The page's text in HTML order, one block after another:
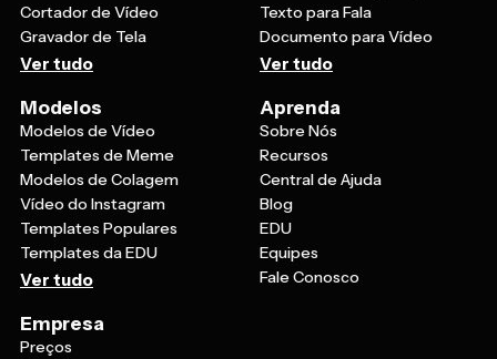
Cortador de Vídeo
Gravador de Tela
Ver tudo
Texto para Fala
Documento para Vídeo
Ver tudo
Modelos
Modelos de Vídeo
Templates de Meme
Modelos de Colagem
Vídeo do Instagram
Templates Populares
Templates da EDU
Ver tudo
Aprenda
Sobre Nós
Recursos
Central de Ajuda
Blog
EDU
Equipes
Fale Conosco
Empresa
Preços